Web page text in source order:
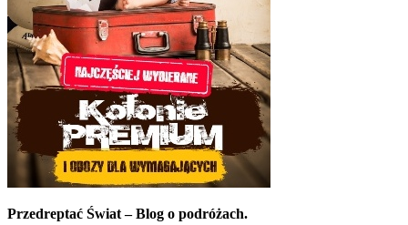
Przedreptać Świat – Blog o podróżach.